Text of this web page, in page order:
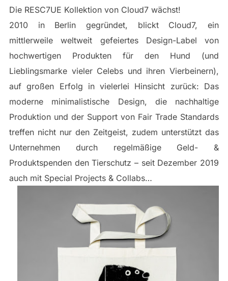
Die RESC7UE Kollektion von Cloud7 wächst!
2010 in Berlin gegründet, blickt Cloud7, ein
mittlerweile weltweit gefeiertes Design-Label von
hochwertigen Produkten für den Hund (und
Lieblingsmarke vieler Celebs und ihren Vierbeinern),
auf großen Erfolg in vielerlei Hinsicht zurück: Das
moderne minimalistische Design, die nachhaltige
Produktion und der Support von Fair Trade Standards
treffen nicht nur den Zeitgeist, zudem unterstützt das
Unternehmen durch regelmäßige Geld- &
Produktspenden den Tierschutz – seit Dezember 2019
auch mit Special Projects & Collabs…